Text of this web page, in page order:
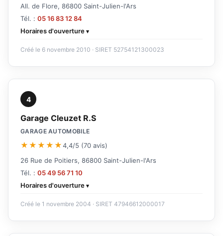
All. de Flore, 86800 Saint-Julien-l'Ars
Tél. : 05 16 83 12 84
Horaires d'ouverture
Créé le 6 novembre 2010 · SIRET 52754121300023
4
Garage Cleuzet R.S
GARAGE AUTOMOBILE
★★★★★4,4/5 (70 avis)
26 Rue de Poitiers, 86800 Saint-Julien-l'Ars
Tél. : 05 49 56 71 10
Horaires d'ouverture
Créé le 1 novembre 2004 · SIRET 47946612000017